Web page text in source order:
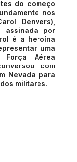
do começo
nos
Denvers),
assinada por
é a heroína
uma
Aérea
com
Nevada para
militares.